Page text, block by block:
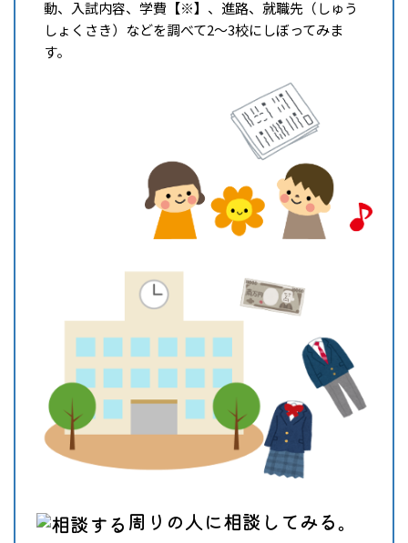
動、入試内容、学費 【※】 、進路、就職先（しゅう
しょくさき）などを調べて2～3校にしぼってみま
す。
周りの人に相談してみる。